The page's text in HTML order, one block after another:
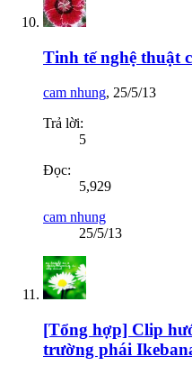
Tinh tế nghệ thuật
cam nhung, 25/5/13
Trả lời:
5
Đọc:
5,929
cam nhung
25/5/13
[Tổng hợp] Clip
trường phái